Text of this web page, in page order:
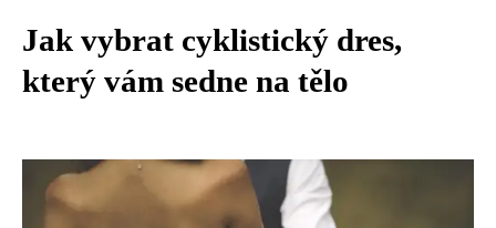
Jak vybrat cyklistický dres,
který vám sedne na tělo